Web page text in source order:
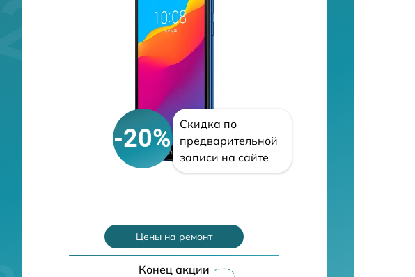
-20%
Скидка по
предварительной
записи на сайте
Цены на ремонт
Конец акции